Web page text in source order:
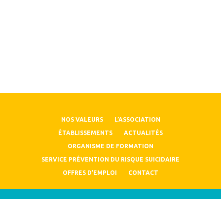
NOS VALEURS L’ASSOCIATION
ÉTABLISSEMENTS ACTUALITÉS
ORGANISME DE FORMATION
SERVICE PRÉVENTION DU RISQUE SUICIDAIRE
OFFRES D’EMPLOI CONTACT